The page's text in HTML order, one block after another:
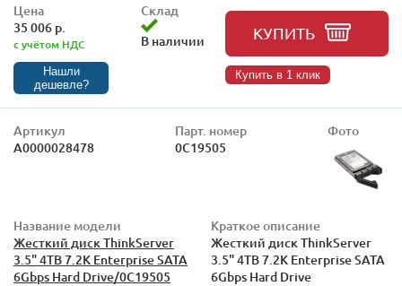
Цена
35 006 р.
с учётом НДС
Нашли
дешевле?
Склад
В наличии
КУПИТЬ
Купить в 1 клик
Артикул
А0000028478
Парт. номер
0C19505
Фото
Название модели
Жесткий диск ThinkServer
3.5" 4TB 7.2K Enterprise SATA
6Gbps Hard Drive/0C19505
Краткое описание
Жесткий диск ThinkServer
3.5" 4TB 7.2K Enterprise SATA
6Gbps Hard Drive